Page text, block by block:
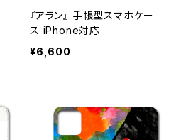
『アラン』 手帳型スマホケー
ス iPhone対応
¥6,600